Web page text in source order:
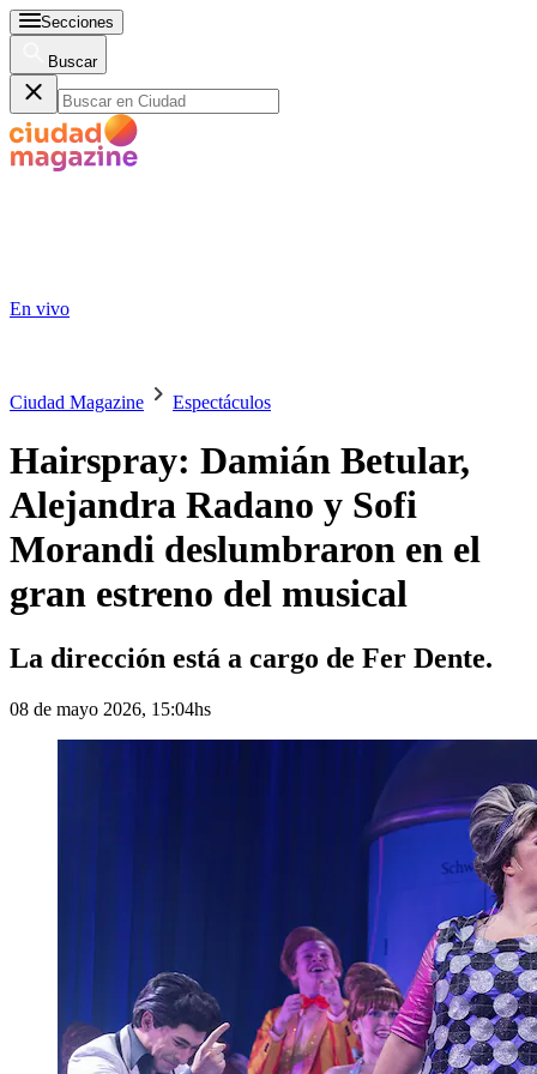
Secciones
Buscar
En vivo
Ciudad Magazine Espectáculos
Hairspray: Damián Betular,
Alejandra Radano y Sofi
Morandi deslumbraron en el
gran estreno del musical
La dirección está a cargo de Fer Dente.
08 de mayo 2026, 15:04hs